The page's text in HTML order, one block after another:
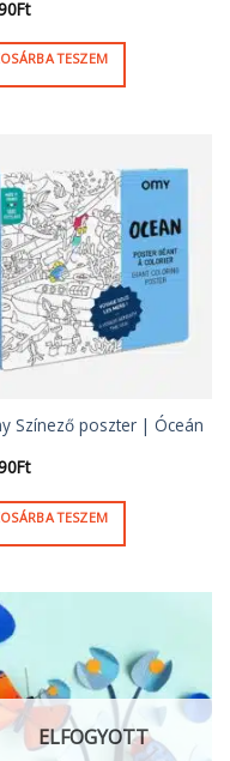
Ft
TESZEM
Színező poszter | Óceán
Ft
TESZEM
ELFOGYOTT